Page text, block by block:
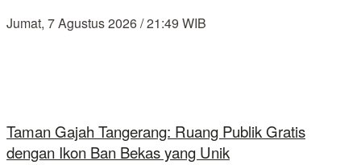
Jumat, 7 Agustus 2026 / 21:49 WIB
Taman Gajah Tangerang: Ruang Publik Gratis
dengan Ikon Ban Bekas yang Unik